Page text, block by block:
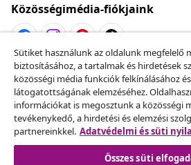
Közösségimédia-fiókjaink
Szerződéstől való elállás
Küldj be egy rendelés
kérelmet.
Szerződéstől való
Sütiket használunk az oldalunk megfelelő
biztosításához, a tartalmak és hirdetések
közösségi média funkciók felkínálásához
látogatottságának elemzéséhez.
információkat is megosztunk a közösségi
tevékenykedő, a hirdetési és elemzési
partnereinkkel. Adatvédelmi és süti
Összes süti